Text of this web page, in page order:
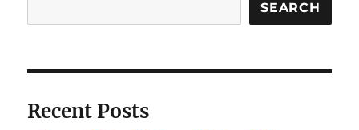
untuk
Teknologi
SEARCH
Recent Posts